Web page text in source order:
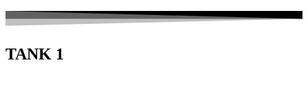
TANK 1